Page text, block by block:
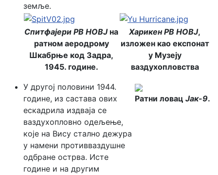
земље.
Спитфајери РВ НОВЈна
ратном аеродрому
Шкабрње код Задра,
1945. године.
Харикен РВ НОВЈ,
изложен као експонат
у Музеју
ваздухопловства
Ратни ловац Јак-9.
У другој половини 1944.
године, из састава ових
ескадрила издваја се
ваздухопловно одељење,
које на Вису стално дежура
у намени противваздушне
одбране острва. Исте
године и на другим